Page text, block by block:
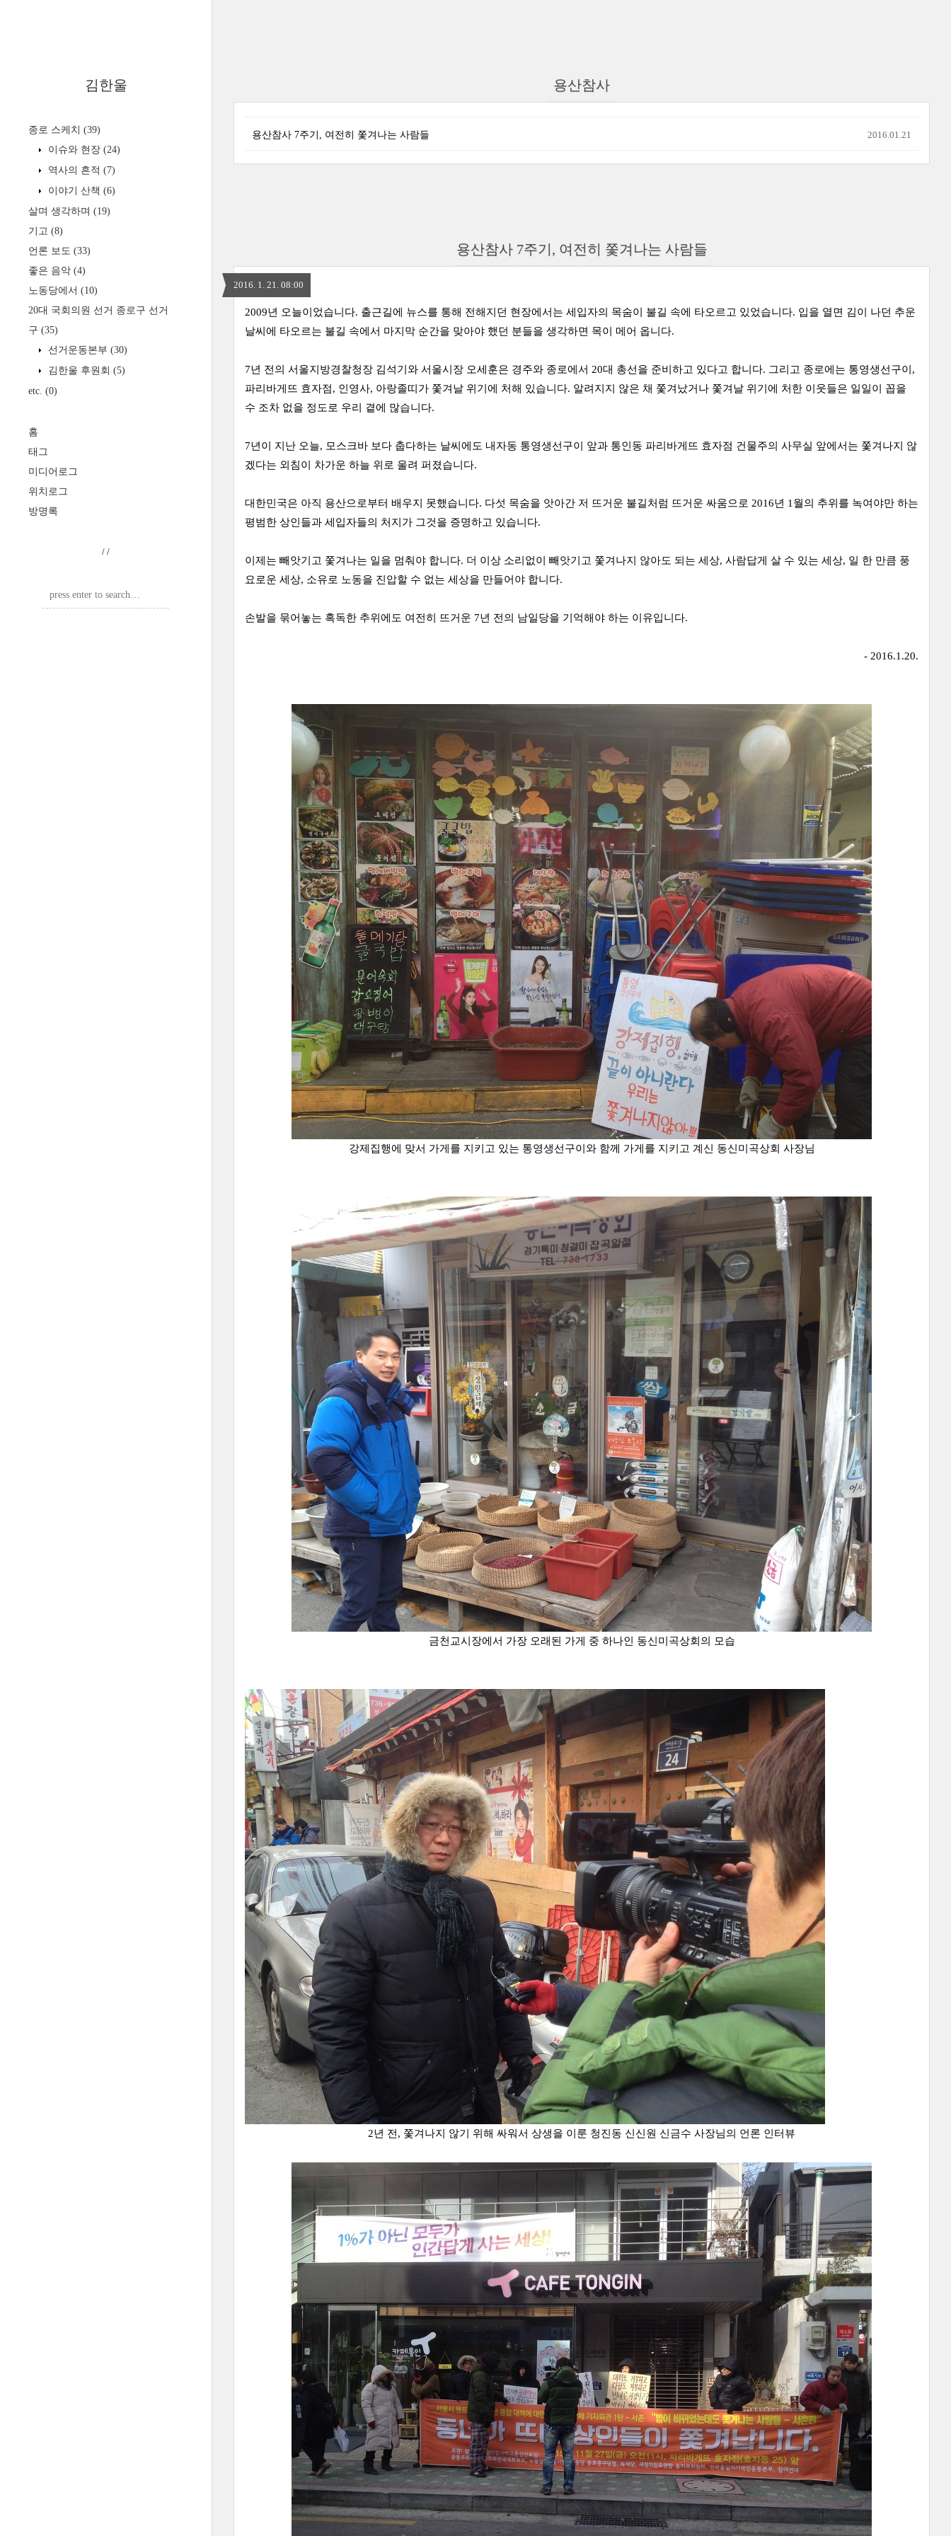
김한울
종로 스케치 (39)
이슈와 현장 (24)
역사의 흔적 (7)
이야기 산책 (6)
살며 생각하며 (19)
기고 (8)
언론 보도 (33)
좋은 음악 (4)
노동당에서 (10)
20대 국회의원 선거 종로구 선거
구 (35)
선거운동본부 (30)
김한울 후원회 (5)
etc. (0)
홈
태그
미디어로그
위치로그
방명록
/ /
용산참사
용산참사 7주기, 여전히 쫓겨나는 사람들 2016.01.21
용산참사 7주기, 여전히 쫓겨나는 사람들
2016. 1. 21. 08:00
2009년 오늘이었습니다. 출근길에 뉴스를 통해 전해지던 현장에서는 세입자의 목숨이 불길 속에 타오르고 있었습니다. 입을 열면 김이 나던 추운
날씨에 타오르는 불길 속에서 마지막 순간을 맞아야 했던 분들을 생각하면 목이 메어 옵니다.
7년 전의 서울지방경찰청장 김석기와 서울시장 오세훈은 경주와 종로에서 20대 총선을 준비하고 있다고 합니다. 그리고 종로에는 통영생선구이,
파리바게뜨 효자점, 인영사, 아랑졸띠가 쫓겨날 위기에 처해 있습니다. 알려지지 않은 채 쫓겨났거나 쫓겨날 위기에 처한 이웃들은 일일이 꼽을
수 조차 없을 정도로 우리 곁에 많습니다.
7년이 지난 오늘, 모스크바 보다 춥다하는 날씨에도 내자동 통영생선구이 앞과 통인동 파리바게뜨 효자점 건물주의 사무실 앞에서는 쫓겨나지 않
겠다는 외침이 차가운 하늘 위로 울려 퍼졌습니다.
대한민국은 아직 용산으로부터 배우지 못했습니다. 다섯 목숨을 앗아간 저 뜨거운 불길처럼 뜨거운 싸움으로 2016년 1월의 추위를 녹여야만 하는
평범한 상인들과 세입자들의 처지가 그것을 증명하고 있습니다.
이제는 빼앗기고 쫓겨나는 일을 멈춰야 합니다. 더 이상 소리없이 빼앗기고 쫓겨나지 않아도 되는 세상, 사람답게 살 수 있는 세상, 일 한 만큼 풍
요로운 세상, 소유로 노동을 진압할 수 없는 세상을 만들어야 합니다.
손발을 묶어놓는 혹독한 추위에도 여전히 뜨거운 7년 전의 남일당을 기억해야 하는 이유입니다.
- 2016.1.20.
강제집행에 맞서 가게를 지키고 있는 통영생선구이와 함께 가게를 지키고 계신 동신미곡상회 사장님
금천교시장에서 가장 오래된 가게 중 하나인 동신미곡상회의 모습
2년 전, 쫓겨나지 않기 위해 싸워서 상생을 이룬 청진동 신신원 신금수 사장님의 언론 인터뷰